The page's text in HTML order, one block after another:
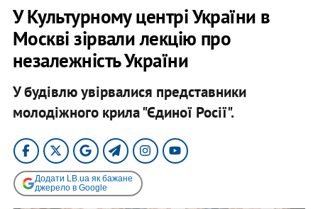
У Культурному центрі України в
Москві зірвали лекцію про
незалежність України
У будівлю увірвалися представники
молодіжного крила "Єдиної Росії".
Додати LB.ua як бажане
джерело в Google